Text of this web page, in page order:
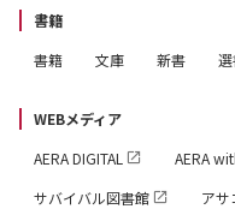
過ごし方で未来はこう変
【待望の新企画】こ
とじ
【リニューアル☆復活
す！――「五星三心占い
書籍
書籍
文庫 新書
WEBメディア
AERA DIGITAL
AERA
サバイバル図書館
アサ